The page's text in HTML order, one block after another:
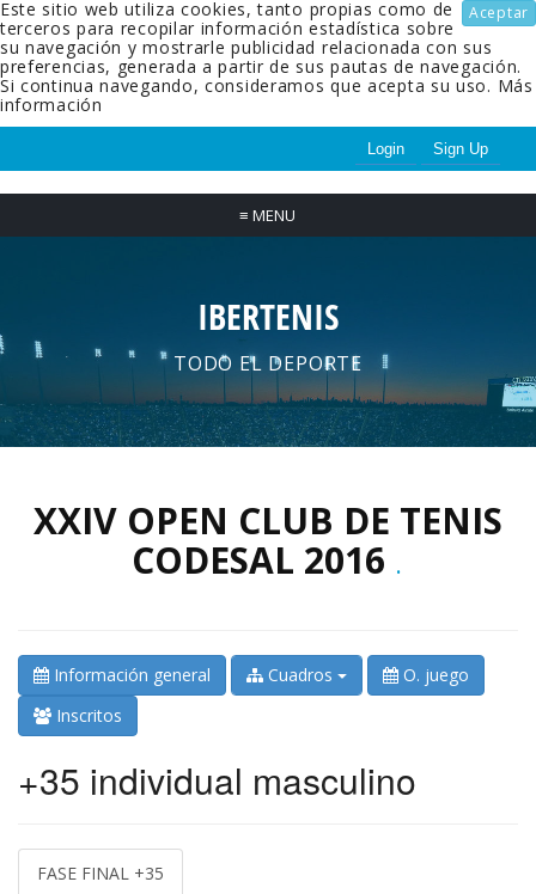
Aceptar
Este sitio web utiliza cookies, tanto propias como de
terceros para recopilar información estadística sobre
su navegación y mostrarle publicidad relacionada con sus
preferencias, generada a partir de sus pautas de navegación.
Si continua navegando, consideramos que acepta su uso. Más
información
Login Sign Up
≡ MENU
IBERTENIS
TODO EL DEPORTE
XXIV OPEN CLUB DE TENIS
CODESAL 2016 .
Información general Cuadros
O. juego
Inscritos
+35 individual masculino
FASE FINAL +35